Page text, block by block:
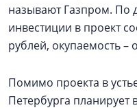
называют Газпром. По
инвестиции в проект
рублей, окупаемость –
Помимо проекта в
Петербурга